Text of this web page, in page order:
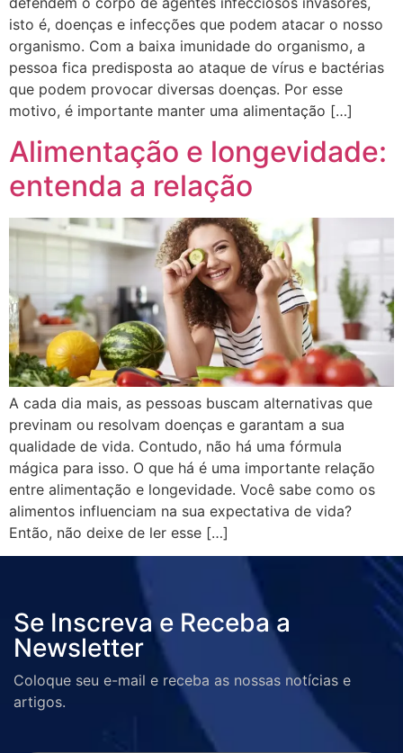
isto é, doenças e infecções que podem atacar o nosso
organismo. Com a baixa imunidade do organismo, a
pessoa fica predisposta ao ataque de vírus e bactérias
que podem provocar diversas doenças. Por esse
motivo, é importante manter uma alimentação […]
Alimentação e longevidade:
entenda a relação
A cada dia mais, as pessoas buscam alternativas que
previnam ou resolvam doenças e garantam a sua
qualidade de vida. Contudo, não há uma fórmula
mágica para isso. O que há é uma importante relação
entre alimentação e longevidade. Você sabe como os
alimentos influenciam na sua expectativa de vida?
Então, não deixe de ler esse […]
Se Inscreva e Receba a
Newsletter
Coloque seu e-mail e receba as nossas notícias e
artigos.